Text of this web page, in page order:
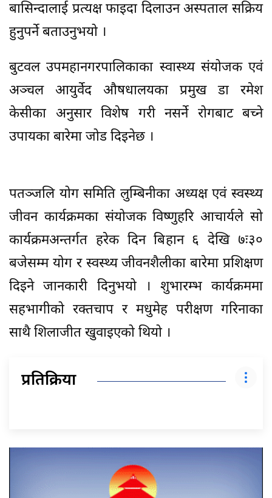
बासिन्दालाई प्रत्यक्ष फाइदा दिलाउन अस्पताल सक्रिय
हुनुपर्ने बताउनुभयो ।
बुटवल उपमहानगरपालिकाका स्वास्थ्य संयोजक एवं
अञ्चल आयुर्वेद औषधालयका प्रमुख डा रमेश
केसीका अनुसार विशेष गरी नसर्ने रोगबाट बच्ने
उपायका बारेमा जोड दिइनेछ ।
पतञ्जलि योग समिति लुम्बिनीका अध्यक्ष एवं स्वस्थ्य
जीवन कार्यक्रमका संयोजक विष्णुहरि आचार्यले सो
कार्यक्रमअन्तर्गत हरेक दिन बिहान ६ देखि ७ः३०
बजेसम्म योग र स्वस्थ्य जीवनशैलीका बारेमा प्रशिक्षण
दिइने जानकारी दिनुभयो । शुभारम्भ कार्यक्रममा
सहभागीको रक्तचाप र मधुमेह परीक्षण गरिनाका
साथै शिलाजीत खुवाइएको थियो ।
प्रतिक्रिया